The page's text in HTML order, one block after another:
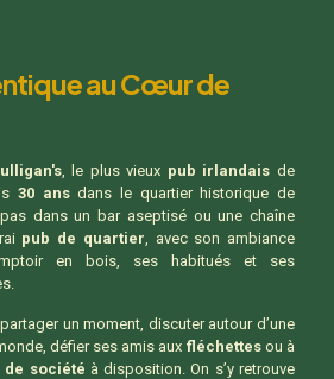
au Cœur de
, le plus vieux pub irlandais de
30 ansdans le quartier historique de
dans un bar aseptisé ou une chaîne
pub de quartier, avec son ambiance
en bois, ses habitués et ses
un moment, discuter autour d’une
défier ses amis aux fléchettesou à
de société à disposition. On s’y retrouve